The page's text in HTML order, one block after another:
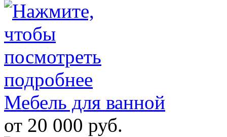
Мебель для ванной
от 20 000 руб.